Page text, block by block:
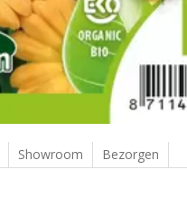
Showroom
Bezorgen